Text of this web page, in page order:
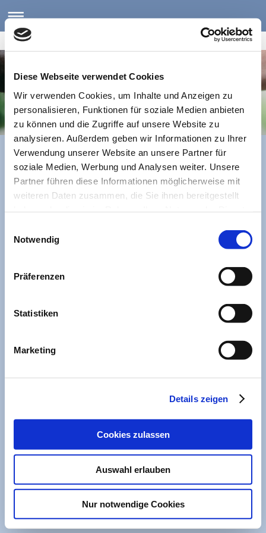
Diese Webseite verwendet Cookies
Wir verwenden Cookies, um Inhalte und Anzeigen zu
personalisieren, Funktionen für soziale Medien anbieten
zu können und die Zugriffe auf unsere Website zu
analysieren. Außerdem geben wir Informationen zu Ihrer
Verwendung unserer Website an unsere Partner für
soziale Medien, Werbung und Analysen weiter. Unsere
Partner führen diese Informationen möglicherweise mit
weiteren Daten zusammen, die Sie ihnen bereitgestellt
Notwendig
Präferenzen
Statistiken
Marketing
Details zeigen
Cookies zulassen
Auswahl erlauben
Nur notwendige Cookies
Helferkreis Asyl Altomünster
Café International im März 2017
Druckversion| Sitemap
Login